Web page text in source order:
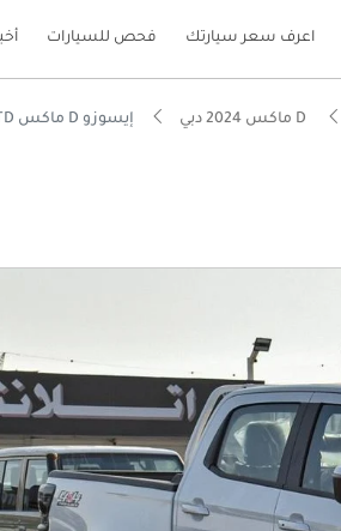
اعرف سعر سيارتك فحص للسيارات
إيسوزو D ماكس GT 3.0 TD